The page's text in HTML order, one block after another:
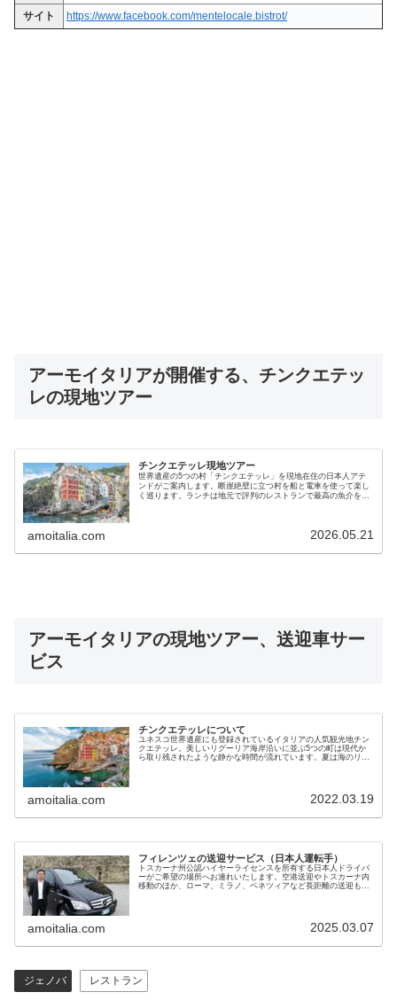
サイト https://www.facebook.com/mentelocale.bistrot/
アーモイタリアが開催する、チンクエテッ
レの現地ツアー
チンクエテッレ現地ツアー
世界遺産の5つの村「チンクエテッレ」を現地在住の日本人アテ
ンドがご案内します。断崖絶壁に立つ村を船と電車を使って楽し
く巡ります。ランチは地元で評判のレストランで最高の魚介を堪
amoitalia.com 2026.05.21
アーモイタリアの現地ツアー、送迎車サー
ビス
チンクエテッレについて
ユネスコ世界遺産にも登録されているイタリアの人気観光地チン
クエテッレ。美しいリグーリア海岸沿いに並ぶ5つの町は現代か
ら取り残されたような静かな時間が流れています。夏は海のリゾ
amoitalia.com 2022.03.19
フィレンツェの送迎サービス（日本人運転手）
トスカーナ州公認ハイヤーライセンスを所有する日本人ドライバ
ーがご希望の場所へお連れいたします。空港送迎やトスカーナ内
移動のほか、ローマ、ミラノ、ベネツィアなど長距離の送迎も可
amoitalia.com 2025.03.07
ジェノバ レストラン